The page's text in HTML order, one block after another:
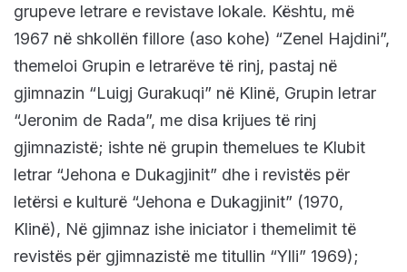
grupeve letrare e revistave lokale. Kështu, më
1967 në shkollën fillore (aso kohe) “Zenel Hajdini”,
themeloi Grupin e letrarëve të rinj, pastaj në
gjimnazin “Luigj Gurakuqi” në Klinë, Grupin letrar
“Jeronim de Rada”, me disa krijues të rinj
gjimnazistë; ishte në grupin themelues te Klubit
letrar “Jehona e Dukagjinit” dhe i revistës për
letërsi e kulturë “Jehona e Dukagjinit” (1970,
Klinë), Në gjimnaz ishe iniciator i themelimit të
revistës për gjimnazistë me titullin “Ylli” 1969);